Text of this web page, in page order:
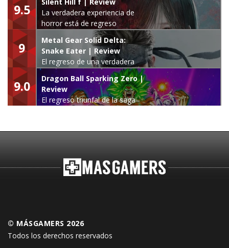
9.5
La verdadera experiencia de
horror está de regreso
9
Metal Gear Solid Delta:
Snake Eater | Review
El regreso de una verdadera
leyenda
9.0
Dragon Ball Sparking Zero |
Review
El regreso triunfal de la saga
© MÁSGAMERS 2026
Todos los derechos reservados